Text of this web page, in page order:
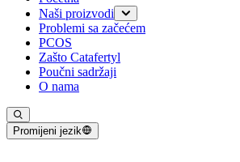
Naši proizvodi
Catafertyl FOR HER
Problemi sa začećem
PCOS
Zašto Catafertyl
Poučni sadržaji
O nama
Promijeni jezik